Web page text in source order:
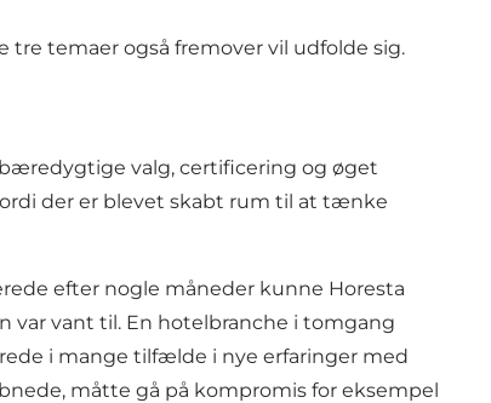
tre temaer også fremover vil udfolde sig.
valg, certificering og øget
der er blevet skabt rum til at tænke
efter nogle måneder kunne Horesta
var vant til. En hotelbranche i tomgang
i mange tilfælde i nye erfaringer med
måtte gå på kompromis for eksempel